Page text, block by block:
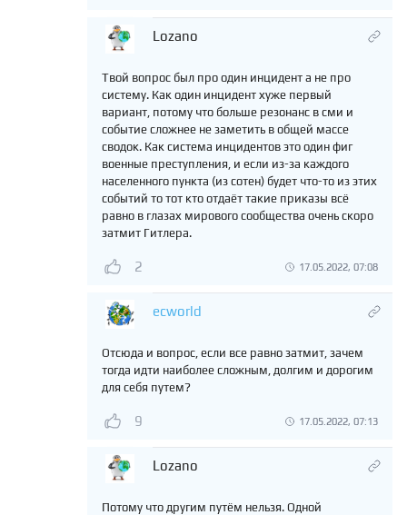
Lozano
Твой вопрос был про один инцидент а не про
систему. Как один инцидент хуже первый
вариант, потому что больше резонанс в сми и
событие сложнее не заметить в общей массе
сводок. Как система инцидентов это один фиг
военные преступления, и если из-за каждого
населенного пункта (из сотен) будет что-то из этих
событий то тот кто отдаёт такие приказы всё
равно в глазах мирового сообщества очень скоро
затмит Гитлера.
2 17.05.2022, 07:08
ecworld
Отсюда и вопрос, если все равно затмит, зачем
тогда идти наиболее сложным, долгим и дорогим
для себя путем?
9 17.05.2022, 07:13
Lozano
Потому что другим путём нельзя. Одной